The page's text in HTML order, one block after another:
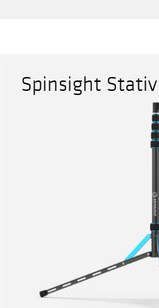
Spinsight Stativ